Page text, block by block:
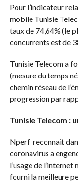
Pour l’indicateur
mobile Tunisie
taux de 74,64% (le
concurrents est de
Tunisie Telecom a
(mesure du temps
chemin réseau de
progression par
Tunisie Telecom :
Nperf reconnait
coronavirus a
l’usage de
fourni la meilleure